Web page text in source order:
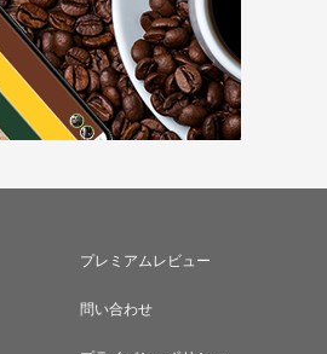
プレミアムレビュー
問い合わせ